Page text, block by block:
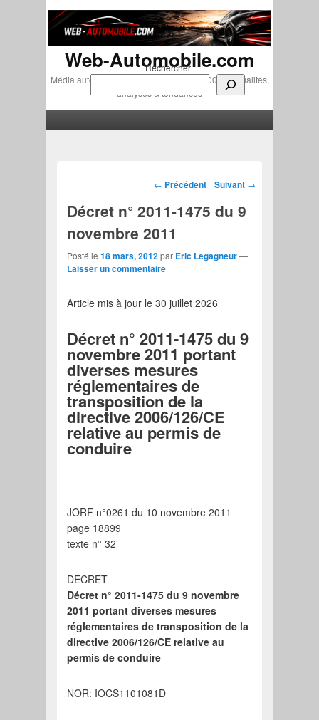
Rechercher
Web-Automobile.com
Média automobile indépendant depuis 2007 • Actualités,
analyses & tendances
Navigation des articles
← Précédent Suivant →
Décret n° 2011-1475 du 9
novembre 2011
Posté le18 mars, 2012par Eric Legagneur—
Laisser un commentaire
Article mis à jour le 30 juillet 2026
Décret n° 2011-1475 du 9
novembre 2011 portant
diverses mesures
réglementaires de
transposition de la
directive 2006/126/CE
relative au permis de
conduire
JORF n°0261 du 10 novembre 2011
page 18899
texte n° 32
DECRET
Décret n° 2011-1475 du 9 novembre
2011 portant diverses mesures
réglementaires de transposition de la
directive 2006/126/CE relative au
permis de conduire
NOR: IOCS1101081D